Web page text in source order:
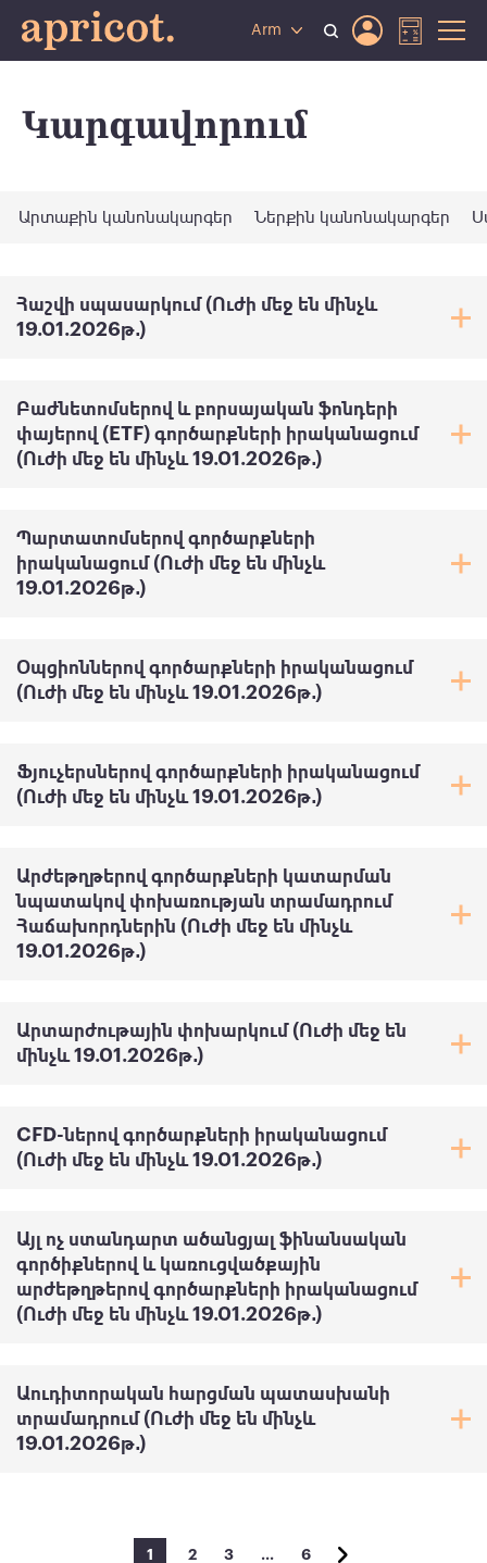
Arm
Կարգավորում
Արտաքին կանոնակարգեր Ներքին կանոնակարգեր
Հաշվի սպասարկում (Ուժի մեջ են մինչև
19.01.2026թ․)
Բաժնետոմսերով և բորսայական ֆոնդերի
փայերով (ETF) գործարքների իրականացում
(Ուժի մեջ են մինչև 19.01.2026թ․)
Պարտատոմսերով գործարքների
իրականացում (Ուժի մեջ են մինչև
19.01.2026թ․)
Օպցիոններով գործարքների իրականացում
(Ուժի մեջ են մինչև 19.01.2026թ․)
Ֆյուչերսներով գործարքների իրականացում
(Ուժի մեջ են մինչև 19.01.2026թ․)
Արժեթղթերով գործարքների կատարման
նպատակով փոխառության տրամադրում
Հաճախորդներին (Ուժի մեջ են մինչև
19.01.2026թ․)
Արտարժութային փոխարկում (Ուժի մեջ են
մինչև 19.01.2026թ․)
CFD-ներով գործարքների իրականացում
(Ուժի մեջ են մինչև 19.01.2026թ․)
Այլ ոչ ստանդարտ ածանցյալ ֆինանսական
գործիքներով և կառուցվածքային
արժեթղթերով գործարքների իրականացում
(Ուժի մեջ են մինչև 19.01.2026թ․)
Աուդիտորական հարցման պատասխանի
տրամադրում (Ուժի մեջ են մինչև
19.01.2026թ․)
1 2 3 … 6